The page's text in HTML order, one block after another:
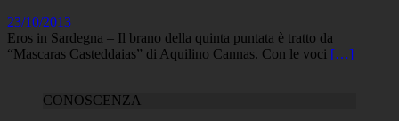
23/10/2013
Eros in Sardegna – Il brano della quinta puntata è tratto da
“Mascaras Casteddaias” di Aquilino Cannas. Con le voci […]
CONOSCENZA